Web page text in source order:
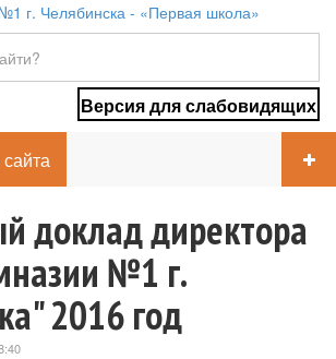
Версия для слабовидящих
доклад директора
№1 г.
2016 год